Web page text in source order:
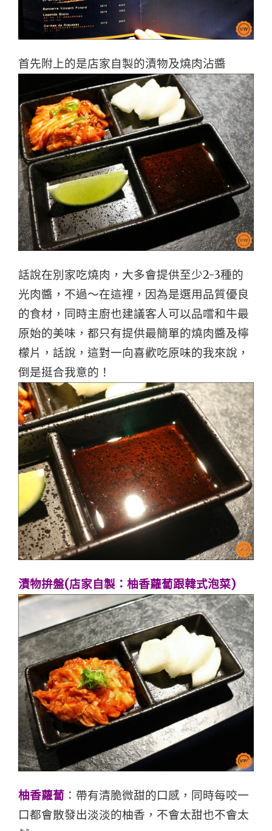
首先附上的是店家自製的漬物及燒肉沾醬
話說在別家吃燒肉，大多會提供至少2-3種的
光肉醬，不過～在這裡，因為是選用品質優良
的食材，同時主廚也建議客人可以品嚐和牛最
原始的美味，都只有提供最簡單的燒肉醬及檸
檬片，話說，這對一向喜歡吃原味的我來說，
倒是挺合我意的！
漬物拚盤(店家自製：柚香蘿蔔跟韓式泡菜)
柚香蘿蔔 ：帶有清脆微甜的口感，同時每咬一
口都會散發出淡淡的柚香，不會太甜也不會太